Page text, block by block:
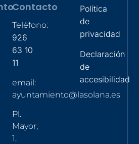
Contacto
Teléfono:
926
63 10
11
email:
ayuntamiento@lasolana.es
Pl.
Mayor,
1,
Política
de
privacidad
Declaración
de
accesibilidad